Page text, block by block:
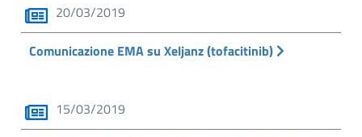
20/03/2019
Comunicazione EMA su Xeljanz (tofacitinib)
15/03/2019